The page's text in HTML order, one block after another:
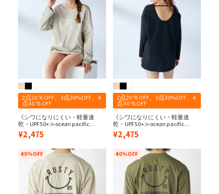
2点20％OFF、3点30%OFF、4
点40％OFF
《シワになりにくい・軽量速
乾・UPF50+≫ocean pacific
レディース 水陸両用/UPF50＋ バ
ックデザインペアテックス長袖T
¥2,475
2点20％OFF、3点30%OFF、4
点40％OFF
《シワになりにくい・軽量速
乾・UPF50+≫ocean pacific
レディース 水陸両用/UPF50＋ バ
ックデザインペアテックス長袖T
¥2,475
40%OFF 40%OFF